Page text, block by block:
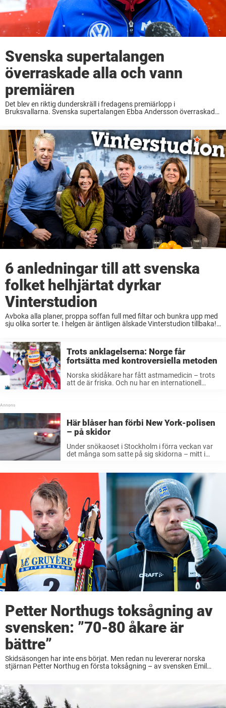
Svenska supertalangen
överraskade alla och vann
premiären
Det blev en riktig dunderskräll i fredagens premiärlopp i
Bruksvallarna. Svenska supertalangen Ebba Andersson överraskade
Bruksvallarna. Med både ...
6 anledningar till att svenska
folket helhjärtat dyrkar
Vinterstudion
Avboka alla planer, proppa soffan full med filtar och bunkra upp med
sju olika sorter te. I helgen är äntligen älskade Vinterstudion tillbaka!
Trots anklagelserna: Norge får
fortsätta med kontroversiella metoden
Norska skidåkare har fått astmamedicin – trots
att de är friska. Och nu har en internationell
Här blåser han förbi New York-polisen
– på skidor
Under snökaoset i Stockholm i förra veckan var
det många som satte på sig skidorna – mitt i
Petter Northugs toksågning av
svensken: ”70-80 åkare är
bättre”
Skidsäsongen har inte ens börjat. Men redan nu levererar norska
stjärnan Petter Northug en första toksågning – av svensken Emil